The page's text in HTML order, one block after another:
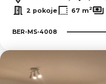
2 pokoje
67 m2
BER-MS-4008